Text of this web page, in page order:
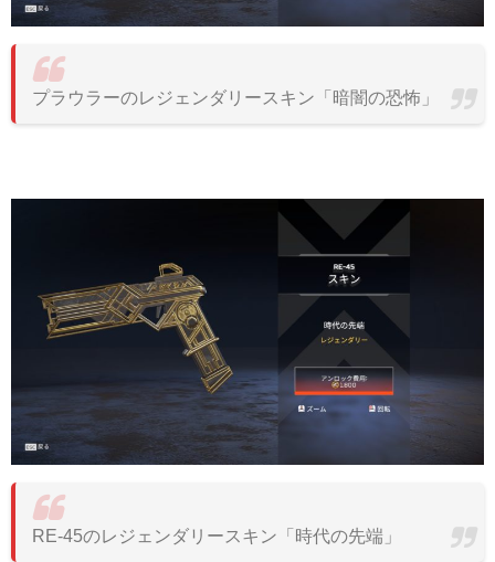
プラウラーのレジェンダリースキン「暗闇の恐怖」
RE-45のレジェンダリースキン「時代の先端」